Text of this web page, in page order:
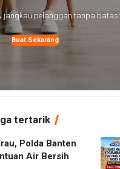
jangkau pelanggan tanpa batas!
Buat Sekarang
tertarik
Polda Banten
Air Bersih